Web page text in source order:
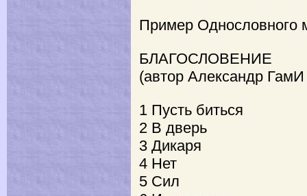
Пример Однословного
БЛАГОСЛОВЕНИЕ
(автор Александр
1 Пусть биться
2 В дверь
3 Дикаря
4 Нет
5 Сил